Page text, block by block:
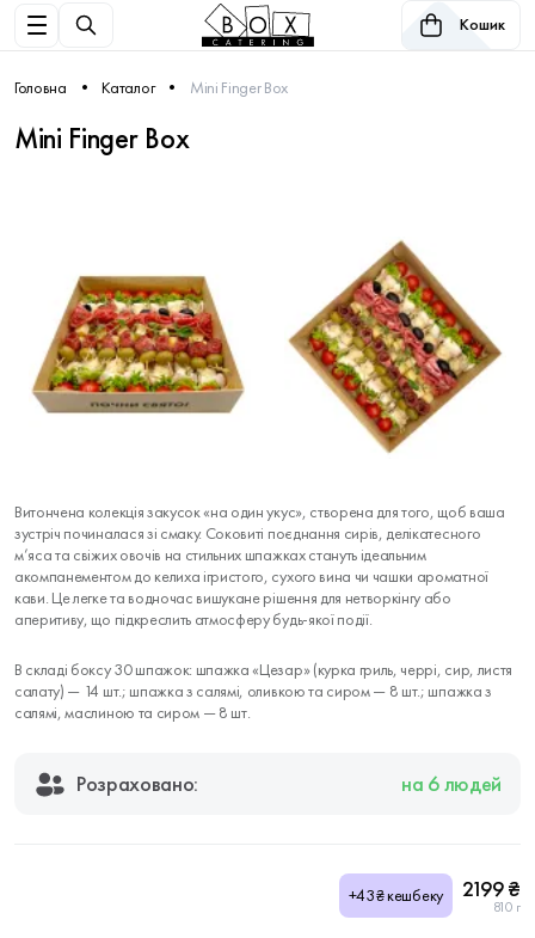
Кошик
Головна Каталог Mini Finger Box
Mini Finger Box
Витончена колекція закусок «на один укус», створена для того, щоб ваша
зустріч починалася зі смаку. Соковиті поєднання сирів, делікатесного
м’яса та свіжих овочів на стильних шпажках стануть ідеальним
акомпанементом до келиха ігристого, сухого вина чи чашки ароматної
кави. Це легке та водночас вишукане рішення для нетворкінгу або
аперитиву, що підкреслить атмосферу будь-якої події.
В складі боксу 30 шпажок: шпажка «Цезар» (курка гриль, черрі, сир, листя
салату) — 14 шт.; шпажка з салямі, оливкою та сиром — 8 шт.; шпажка з
салямі, маслиною та сиром — 8 шт.
Розраховано: на 6 людей
+43₴ кешбеку 2199 ₴
810 г